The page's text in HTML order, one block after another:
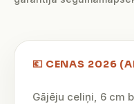
💶 CENAS 2026
Gājēju celiņi, 6 cm